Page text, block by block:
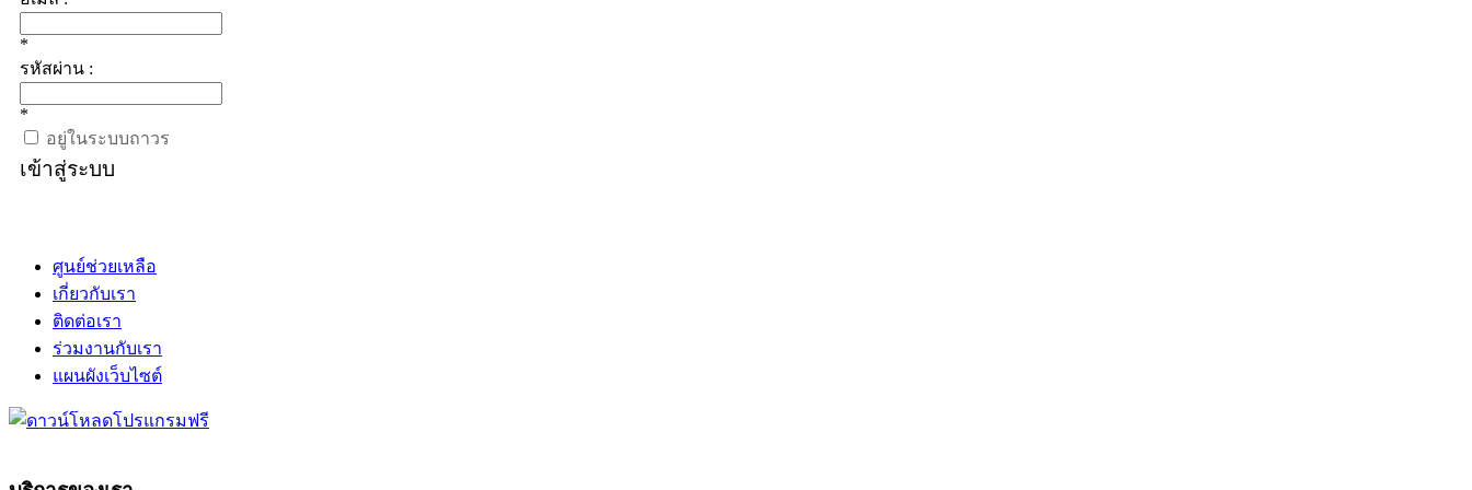
*
รหัสผ่าน :
*
อยู่ในระบบถาวร
เข้าสู่ระบบ
ศูนย์ช่วยเหลือ
เกี่ยวกับเรา
ติดต่อเรา
ร่วมงานกับเรา
แผนผังเว็บไซต์